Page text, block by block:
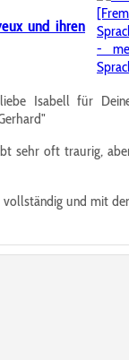
und ihren
Isabell für
sehr oft traurig,
und mit